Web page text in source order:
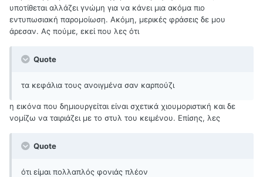
υποτίθεται αλλάζει γνώμη για να κάνει μια ακόμα πιο
εντυπωσιακή παρομοίωση. Ακόμη, μερικές φράσεις δε μου
άρεσαν. Ας πούμε, εκεί που λες ότι
Quote
τα κεφάλια τους ανοιγμένα σαν καρπούζι
η εικόνα που δημιουργείται είναι σχετικά χιουμοριστική και δε
νομίζω να ταιριάζει με το στυλ του κειμένου. Επίσης, λες
Quote
ότι είμαι πολλαπλός φονιάς πλέον